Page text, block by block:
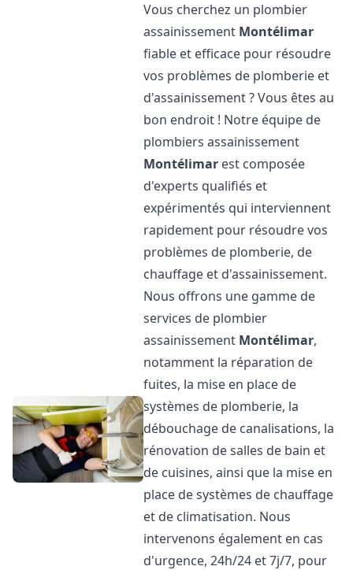
Vous cherchez un plombier
assainissement Montélimar
fiable et efficace pour résoudre
vos problèmes de plomberie et
d'assainissement ? Vous êtes au
bon endroit ! Notre équipe de
plombiers assainissement
Montélimar est composée
d'experts qualifiés et
expérimentés qui interviennent
rapidement pour résoudre vos
problèmes de plomberie, de
chauffage et d'assainissement.
Nous offrons une gamme de
services de plombier
assainissement Montélimar,
notamment la réparation de
fuites, la mise en place de
systèmes de plomberie, la
débouchage de canalisations, la
rénovation de salles de bain et
de cuisines, ainsi que la mise en
place de systèmes de chauffage
et de climatisation. Nous
intervenons également en cas
d'urgence, 24h/24 et 7j/7, pour